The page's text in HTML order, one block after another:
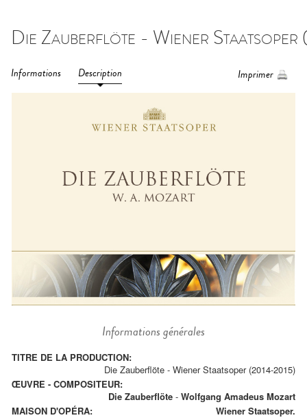
Informations Description Imprimer
Informations générales
TITRE DE LA PRODUCTION:
Die Zauberflöte - Wiener Staatsoper (2014-2015)
ŒUVRE - COMPOSITEUR:
Die Zauberflöte - Wolfgang Amadeus Mozart
MAISON D'OPÉRA:
Wiener Staatsoper.